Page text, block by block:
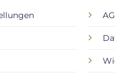
werden